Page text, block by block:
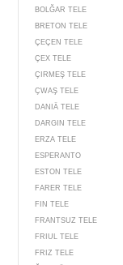
BOLĞAR TELE
BRETON TELE
ÇEÇEN TELE
ÇEX TELE
ÇIRMEŞ TELE
ÇWAŞ TELE
DANIÄ TELE
DARGIN TELE
ERZA TELE
ESPERANTO
ESTON TELE
FARER TELE
FIN TELE
FRANTSUZ TELE
FRIUL TELE
FRIZ TELE